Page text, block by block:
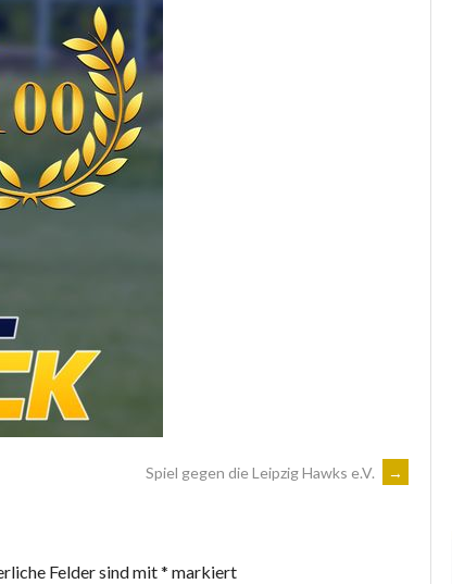
Spiel gegen die Leipzig Hawks e.V. →
Felder sind mit* markiert
BLACKROCK-EVENTS